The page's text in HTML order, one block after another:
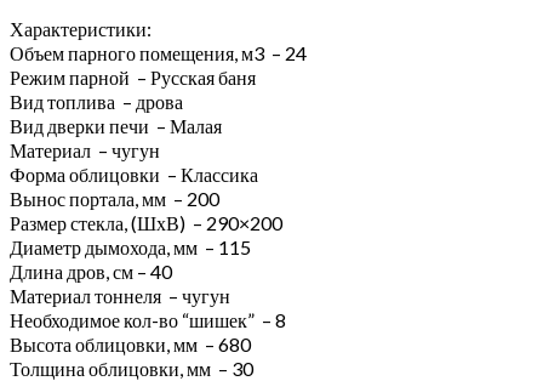
Характеристики:
Объем парного помещения, м3 – 24
Режим парной – Русская баня
Вид топлива – дрова
Вид дверки печи – Малая
Материал – чугун
Форма облицовки – Классика
Вынос портала, мм – 200
Размер стекла, (ШхВ) – 290×200
Диаметр дымохода, мм – 115
Длина дров, см – 40
Материал тоннеля – чугун
Необходимое кол-во “шишек” – 8
Высота облицовки, мм – 680
Толщина облицовки, мм – 30